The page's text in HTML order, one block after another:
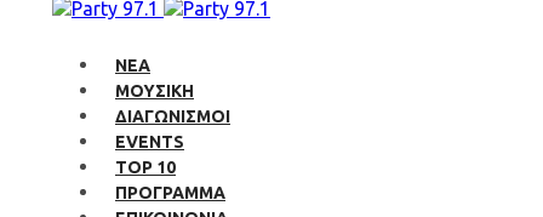
ΝΕΑ
ΜΟΥΣΙΚΗ
ΔΙΑΓΩΝΙΣΜΟΙ
EVENTS
TOP 10
ΠΡΟΓΡΑΜΜΑ